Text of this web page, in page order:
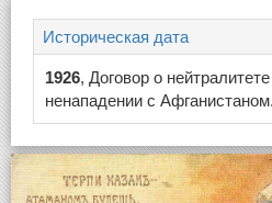
Историческая дата
1926, Договор о
ненападении с Афганистаном.